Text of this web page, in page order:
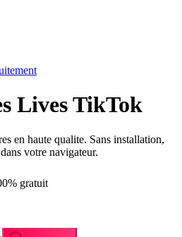
Lives TikTok
en haute qualite. Sans installation,
votre navigateur.
gratuit